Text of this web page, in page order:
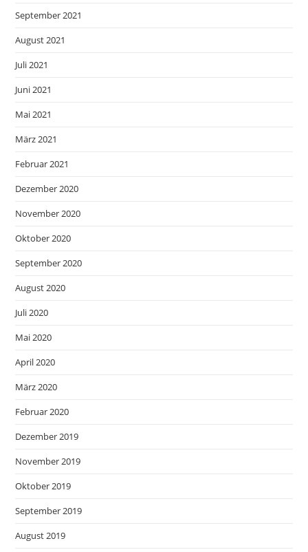
September 2021
August 2021
Juli 2021
Juni 2021
Mai 2021
März 2021
Februar 2021
Dezember 2020
November 2020
Oktober 2020
September 2020
August 2020
Juli 2020
Mai 2020
April 2020
März 2020
Februar 2020
Dezember 2019
November 2019
Oktober 2019
September 2019
August 2019